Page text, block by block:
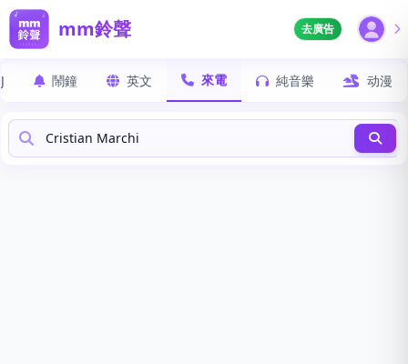
mm鈴聲 去廣告
鬧鐘 英文 來電 純音樂 动漫